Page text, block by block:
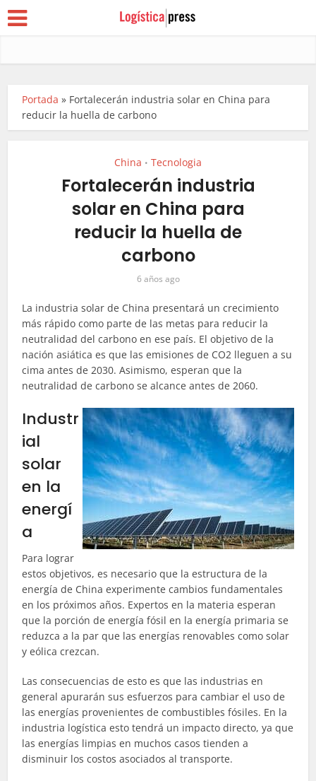
Portada » Fortalecerán industria solar en China para
reducir la huella de carbono
China • Tecnologia
Fortalecerán industria
solar en China para
reducir la huella de
carbono
6 años ago
La industria solar de China presentará un crecimiento
más rápido como parte de las metas para reducir la
neutralidad del carbono en ese país. El objetivo de la
nación asiática es que las emisiones de CO2 lleguen a su
cima antes de 2030. Asimismo, esperan que la
neutralidad de carbono se alcance antes de 2060.
Industr
ial
solar
en la
energí
a
Para lograr
estos objetivos, es necesario que la estructura de la
energía de China experimente cambios fundamentales
en los próximos años. Expertos en la materia esperan
que la porción de energía fósil en la energía primaria se
reduzca a la par que las energías renovables como solar
y eólica crezcan.
Las consecuencias de esto es que las industrias en
general apurarán sus esfuerzos para cambiar el uso de
las energías provenientes de combustibles fósiles. En la
industria logística esto tendrá un impacto directo, ya que
las energías limpias en muchos casos tienden a
disminuir los costos asociados al transporte.